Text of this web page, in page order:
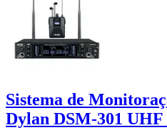
Sistema de
Dylan DSM-301 UHF